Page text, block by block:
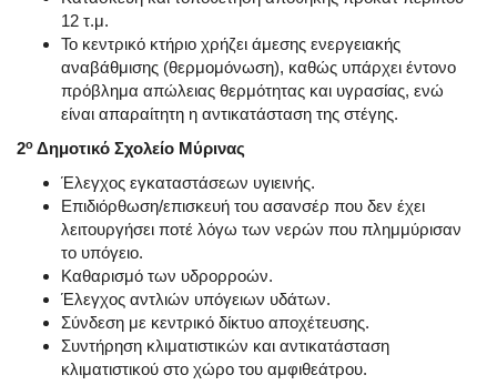
12 τ.μ.
Το κεντρικό κτήριο χρήζει άμεσης ενεργειακής
αναβάθμισης (θερμομόνωση), καθώς υπάρχει έντονο
πρόβλημα απώλειας θερμότητας και υγρασίας, ενώ
είναι απαραίτητη η αντικατάσταση της στέγης.
2ο Δημοτικό Σχολείο Μύρινας
Έλεγχος εγκαταστάσεων υγιεινής.
Επιδιόρθωση/επισκευή του ασανσέρ που δεν έχει
λειτουργήσει ποτέ λόγω των νερών που πλημμύρισαν
το υπόγειο.
Καθαρισμό των υδρορροών.
Έλεγχος αντλιών υπόγειων υδάτων.
Σύνδεση με κεντρικό δίκτυο αποχέτευσης.
Συντήρηση κλιματιστικών και αντικατάσταση
κλιματιστικού στο χώρο του αμφιθεάτρου.